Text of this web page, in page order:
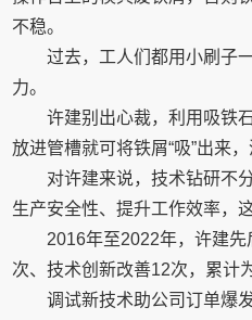
不稳。
过去，工人们都用小刷子
力。
许建别出心裁，利用吸铁
放进管槽就可将铁屑“吸”出来
对许建来说，技术钻研不
生产安全性、提升工作效率，
2016年至2022年，许建
次、技术创新改善12次，累计
调试新技术助公司订单爆